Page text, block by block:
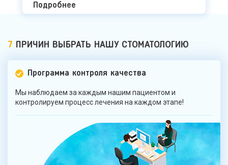
Подробнее
7 ПРИЧИН ВЫБРАТЬ НАШУ СТОМАТОЛОГИЮ
Программа контроля качества
Мы наблюдаем за каждым нашим пациентом и
контролируем процесс лечения на каждом этапе!